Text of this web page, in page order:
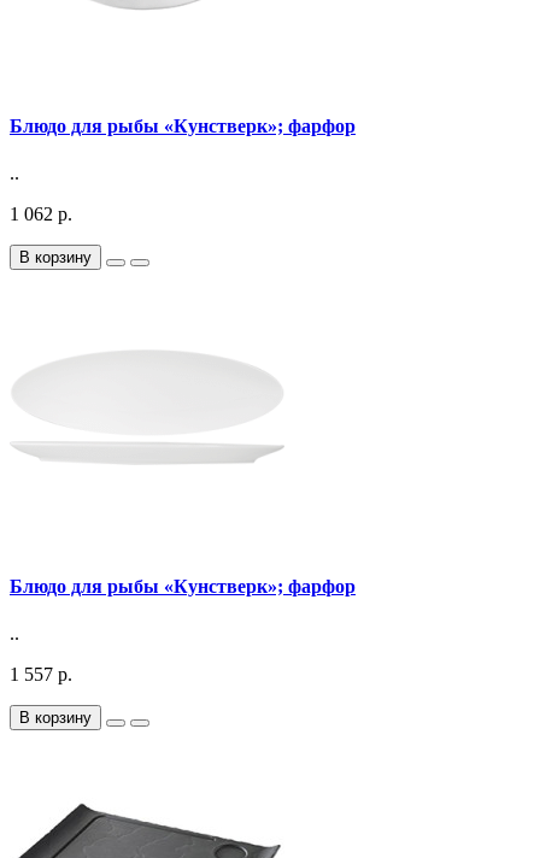
Блюдо для рыбы «Кунстверк»; фарфор
..
1 062 р.
В корзину
Блюдо для рыбы «Кунстверк»; фарфор
..
1 557 р.
В корзину